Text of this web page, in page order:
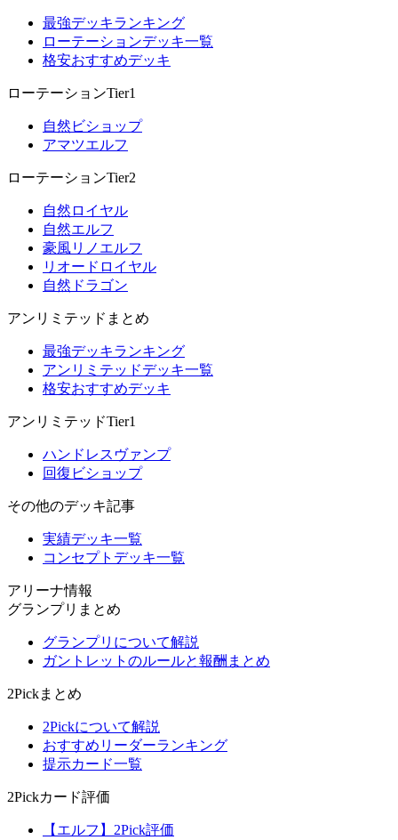
最強デッキランキング
ローテーションデッキ一覧
格安おすすめデッキ
ローテーションTier1
自然ビショップ
アマツエルフ
ローテーションTier2
自然ロイヤル
自然エルフ
豪風リノエルフ
リオードロイヤル
自然ドラゴン
アンリミテッドまとめ
最強デッキランキング
アンリミテッドデッキ一覧
格安おすすめデッキ
アンリミテッドTier1
ハンドレスヴァンプ
回復ビショップ
その他のデッキ記事
実績デッキ一覧
コンセプトデッキ一覧
アリーナ情報
グランプリまとめ
グランプリについて解説
ガントレットのルールと報酬まとめ
2Pickまとめ
2Pickについて解説
おすすめリーダーランキング
提示カード一覧
2Pickカード評価
【エルフ】2Pick評価